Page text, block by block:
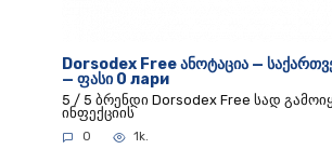
Dorsodex Free ანოტაცია —
— ფასი 0 лари
5 / 5 ბრენდი Dorsodex Free სად
ინფექციის
0 1k.